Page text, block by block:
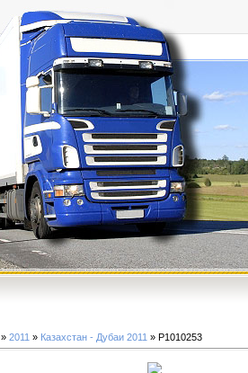
» 2011 » Казахстан - Дубаи 2011 » P1010253